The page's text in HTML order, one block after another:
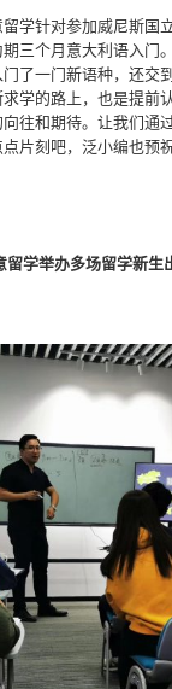
学针对参加威尼斯国
三个月意大利语入门
了一门新语种，还交
学的路上，也是提前
往和期待。让我们通
片刻吧，泛小编也预
留学举办多场留学新生